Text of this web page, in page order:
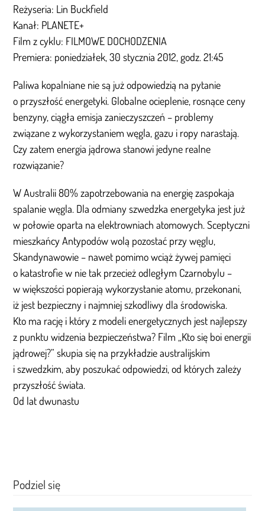
Reżyseria: Lin Buckfield
Kanał: PLANETE+
Film z cyklu: FILMOWE DOCHODZENIA
Premiera: poniedziałek, 30 stycznia 2012, godz. 21:45
Paliwa kopalniane nie są już odpowiedzią na pytanie
o przyszłość energetyki. Globalne ocieplenie, rosnące ceny
benzyny, ciągła emisja zanieczyszczeń – problemy
związane z wykorzystaniem węgla, gazu i ropy narastają.
Czy zatem energia jądrowa stanowi jedyne realne
rozwiązanie?
W Australii 80% zapotrzebowania na energię zaspokaja
spalanie węgla. Dla odmiany szwedzka energetyka jest już
w połowie oparta na elektrowniach atomowych. Sceptyczni
mieszkańcy Antypodów wolą pozostać przy węglu,
Skandynawowie – nawet pomimo wciąż żywej pamięci
o katastrofie w nie tak przecież odległym Czarnobylu –
w większości popierają wykorzystanie atomu, przekonani,
iż jest bezpieczny i najmniej szkodliwy dla środowiska.
Kto ma rację i który z modeli energetycznych jest najlepszy
z punktu widzenia bezpieczeństwa? Film „Kto się boi energii
jądrowej?” skupia się na przykładzie australijskim
i szwedzkim, aby poszukać odpowiedzi, od których zależy
przyszłość świata.
Od lat dwunastu
Podziel się